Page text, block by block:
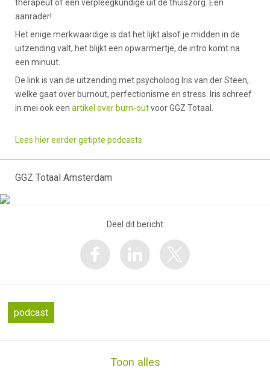
therapeut of een verpleegkundige uit de thuiszorg. Een
aanrader!
Het enige merkwaardige is dat het lijkt alsof je midden in de
uitzending valt, het blijkt een opwarmertje, de intro komt na
een minuut.
De link is van de uitzending met psycholoog Iris van der Steen,
welke gaat over burnout, perfectionisme en stress. Iris schreef
in mei ook een artikel over burn-outvoor GGZ Totaal.
Lees hier eerder getipte podcasts
GGZ Totaal Amsterdam
Deel dit bericht
podcast
Toon alles